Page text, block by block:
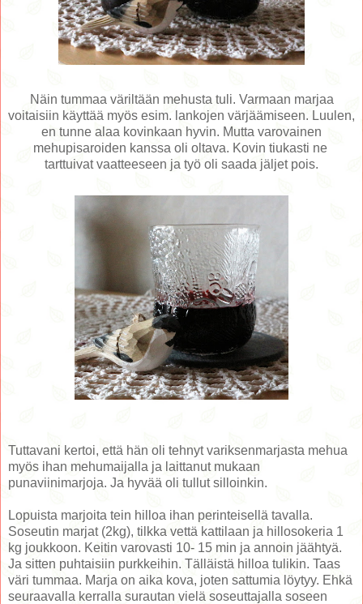
Näin tummaa väriltään mehusta tuli. Varmaan marjaa
voitaisiin käyttää myös esim. lankojen värjäämiseen. Luulen,
en tunne alaa kovinkaan hyvin. Mutta varovainen
mehupisaroiden kanssa oli oltava. Kovin tiukasti ne
tarttuivat vaatteeseen ja työ oli saada jäljet pois.
Tuttavani kertoi, että hän oli tehnyt variksenmarjasta mehua
myös ihan mehumaijalla ja laittanut mukaan
punaviinimarjoja. Ja hyvää oli tullut silloinkin.
Lopuista marjoita tein hilloa ihan perinteisellä tavalla.
Soseutin marjat (2kg), tilkka vettä kattilaan ja hillosokeria 1
kg joukkoon. Keitin varovasti 10- 15 min ja annoin jäähtyä.
Ja sitten puhtaisiin purkkeihin. Tälläistä hilloa tulikin. Taas
väri tummaa. Marja on aika kova, joten sattumia löytyy. Ehkä
seuraavalla kerralla surautan vielä soseuttajalla soseen